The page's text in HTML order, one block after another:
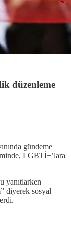
düzenleme
gündeme
LGBTİ+’lara
yanıtlarken
diyerek sosyal